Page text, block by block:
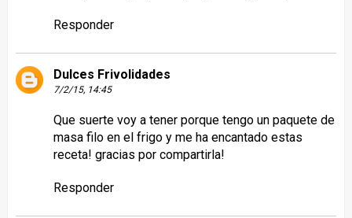
Responder
Dulces Frivolidades
7/2/15, 14:45
Que suerte voy a tener porque tengo un paquete de
masa filo en el frigo y me ha encantado estas
receta! gracias por compartirla!
Responder